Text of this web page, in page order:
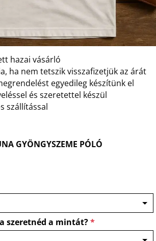
hazai vásárló
ha nem tetszik visszafizetjük az árát
egyedileg készítünk el
és szeretettel készül
szállítással
GYÖNGYSZEME PÓLÓ
szeretnéd a mintát?*